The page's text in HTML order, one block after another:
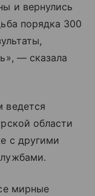
и вернулись
порядка 300
— сказала
ведется
области
с другими
мирные